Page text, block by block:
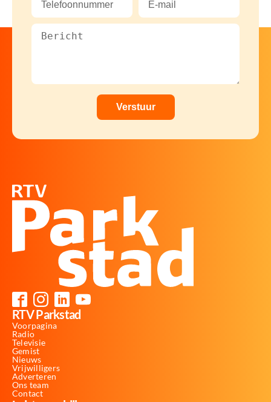
RTV Parkstad
Voorpagina
Radio
Televisie
Gemist
Nieuws
Vrijwilligers
Adverteren
Ons team
Contact